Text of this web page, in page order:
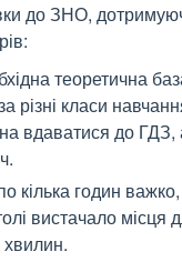
до ЗНО,
теоретична
різні класи
вдаватися до ГДЗ,
кілька годин
вистачало місця
хвилин.